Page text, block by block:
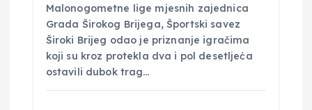
Malonogometne lige mjesnih zajednica
Grada Širokog Brijega, Športski savez
Široki Brijeg odao je priznanje igračima
koji su kroz protekla dva i pol desetljeća
ostavili dubok trag…